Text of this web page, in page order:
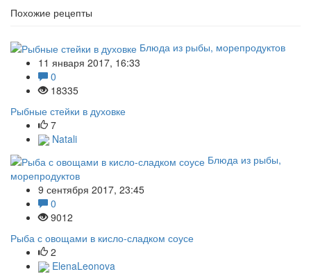
Похожие рецепты
Блюда из рыбы, морепродуктов
11 января 2017, 16:33
0
18335
Рыбные стейки в духовке
7
Natali
Блюда из рыбы,
морепродуктов
9 сентября 2017, 23:45
0
9012
Рыба с овощами в кисло-сладком соусе
2
ElenaLeonova